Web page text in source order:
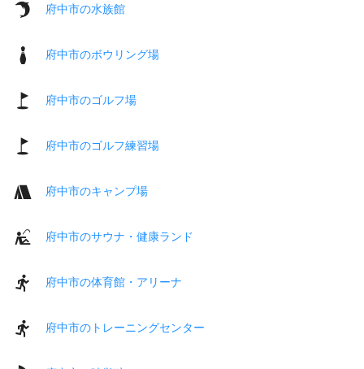
府中市の水族館
府中市のボウリング場
府中市のゴルフ場
府中市のゴルフ練習場
府中市のキャンプ場
府中市のサウナ・健康ランド
府中市の体育館・アリーナ
府中市のトレーニングセンター